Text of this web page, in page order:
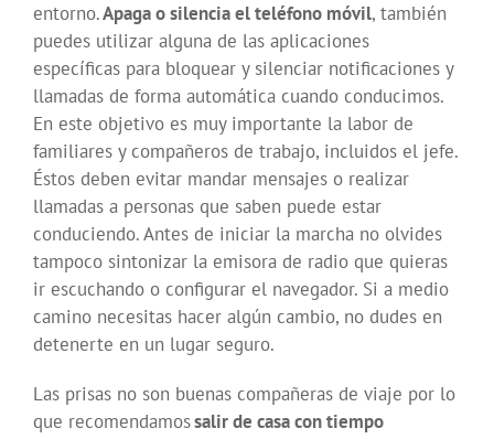
entorno.Apaga o silencia el teléfono móvil, también
puedes utilizar alguna de las aplicaciones
específicas para bloquear y silenciar notificaciones y
llamadas de forma automática cuando conducimos.
En este objetivo es muy importante la labor de
familiares y compañeros de trabajo, incluidos el jefe.
Éstos deben evitar mandar mensajes o realizar
llamadas a personas que saben puede estar
conduciendo. Antes de iniciar la marcha no olvides
tampoco sintonizar la emisora de radio que quieras
ir escuchando o configurar el navegador. Si a medio
camino necesitas hacer algún cambio, no dudes en
detenerte en un lugar seguro.
Las prisas no son buenas compañeras de viaje por lo
que recomendamossalir de casa con tiempo